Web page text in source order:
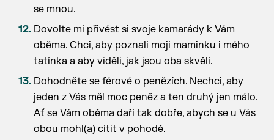
se mnou.
Dovolte mi přivést si svoje kamarády k Vám
oběma. Chci, aby poznali moji maminku i mého
tatínka a aby viděli, jak jsou oba skvělí.
Dohodněte se férové o penězích. Nechci, aby
jeden z Vás měl moc peněz a ten druhý jen málo.
Ať se Vám oběma daří tak dobře, abych se u Vás
obou mohl(a) cítit v pohodě.